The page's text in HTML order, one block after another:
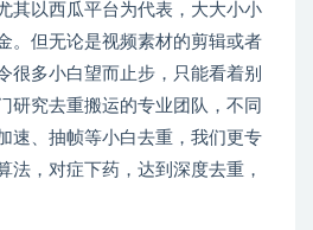
其以西瓜平台为代表，大大小小
。但无论是视频素材的剪辑或者
很多小白望而止步，只能看着别
研究去重搬运的专业团队，不同
速、抽帧等小白去重，我们更专
法，对症下药，达到深度去重，